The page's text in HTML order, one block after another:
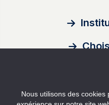
Nous utilisons des